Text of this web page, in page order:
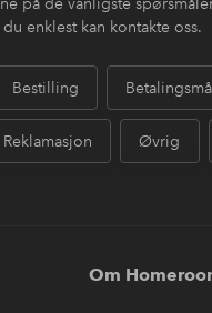
enklest kan kontakte oss.
Bestilling
Øvrig
Om